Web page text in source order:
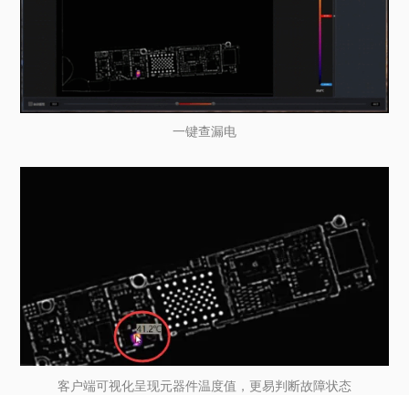
一键查漏电
客户端可视化呈现元器件温度值，更易判断故障状态